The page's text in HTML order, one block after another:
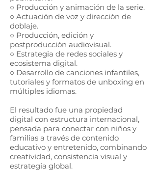
○ Producción y animación de la serie.
○ Actuación de voz y dirección de
doblaje.
○ Producción, edición y
postproducción audiovisual.
○ Estrategia de redes sociales y
ecosistema digital.
○ Desarrollo de canciones infantiles,
tutoriales y formatos de unboxing en
múltiples idiomas.
El resultado fue una propiedad
digital con estructura internacional,
pensada para conectar con niños y
familias a través de contenido
educativo y entretenido, combinando
creatividad, consistencia visual y
estrategia global.